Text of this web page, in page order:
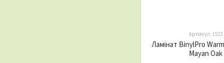
Артикул: 1523
Ламінат BinylPro
Mayan Oak